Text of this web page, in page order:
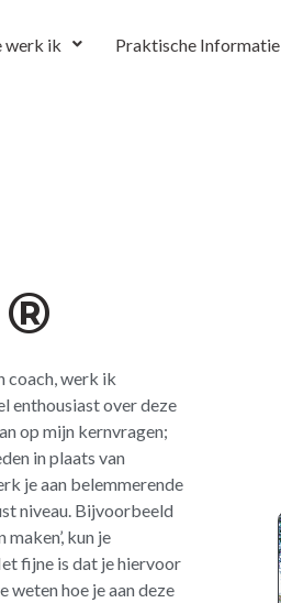
werk ik Praktische Informatie
®
coach, werk ik
enthousiast over deze
op mijn kernvragen;
in plaats van
je aan belemmerende
niveau. Bijvoorbeeld
kun je
fijne is dat je hiervoor
weten hoe je aan deze